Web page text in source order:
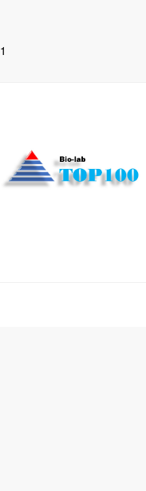
1